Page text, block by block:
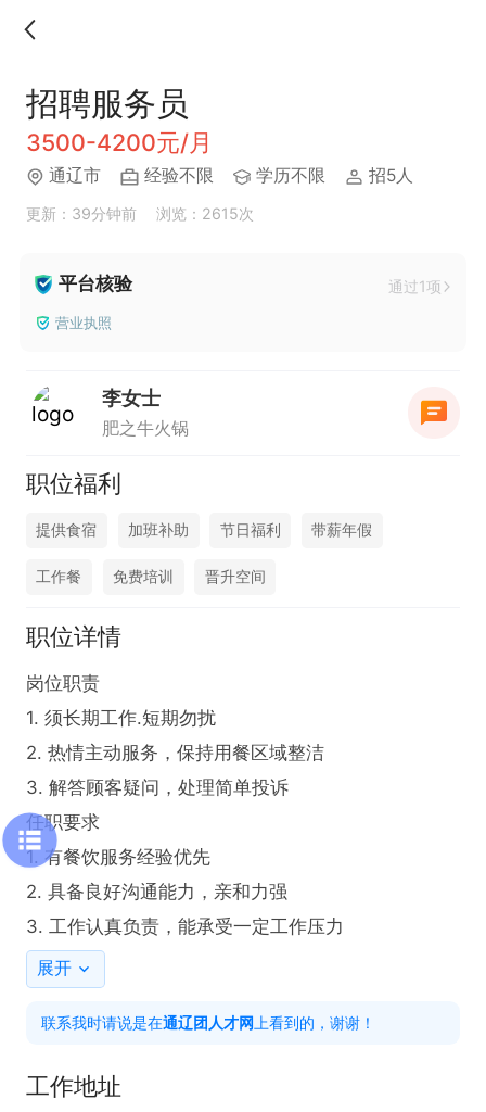
招聘服务员
3500-4200元/月
通辽市 经验不限 学历不限 招5人
更新：39分钟前 浏览：2615次
平台核验 通过1项
营业执照
李女士
肥之牛火锅
职位福利
提供食宿 加班补助 节日福利 带薪年假
工作餐 免费培训 晋升空间
职位详情
岗位职责
1. 须长期工作.短期勿扰
2. 热情主动服务，保持用餐区域整洁
3. 解答顾客疑问，处理简单投诉
任职要求
1. 有餐饮服务经验优先
2. 具备良好沟通能力，亲和力强
3. 工作认真负责，能承受一定工作压力
展开
联系我时请说是在通辽团人才网 上看到的，谢谢！
工作地址